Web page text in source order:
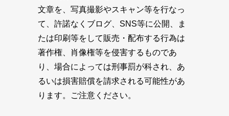
文章を、写真撮影やスキャン等を行なっ
て、許諾なくブログ、SNS等に公開、ま
たは印刷等をして販売・配布する行為は
著作権、肖像権等を侵害するものであ
り、場合によっては刑事罰が科され、あ
るいは損害賠償を請求される可能性があ
ります。ご注意ください。